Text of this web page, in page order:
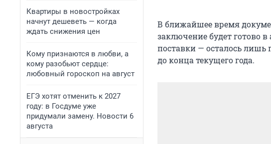
Квартиры в новостройках
начнут дешеветь — когда
ждать снижения цен
Кому признаются в любви, а
кому разобьют сердце:
любовный гороскоп на август
ЕГЭ хотят отменить к 2027
году: в Госдуме уже
придумали замену. Новости 6
августа
В ближайшее время
заключение будет готово
поставки — осталось лишь
до конца текущего года.